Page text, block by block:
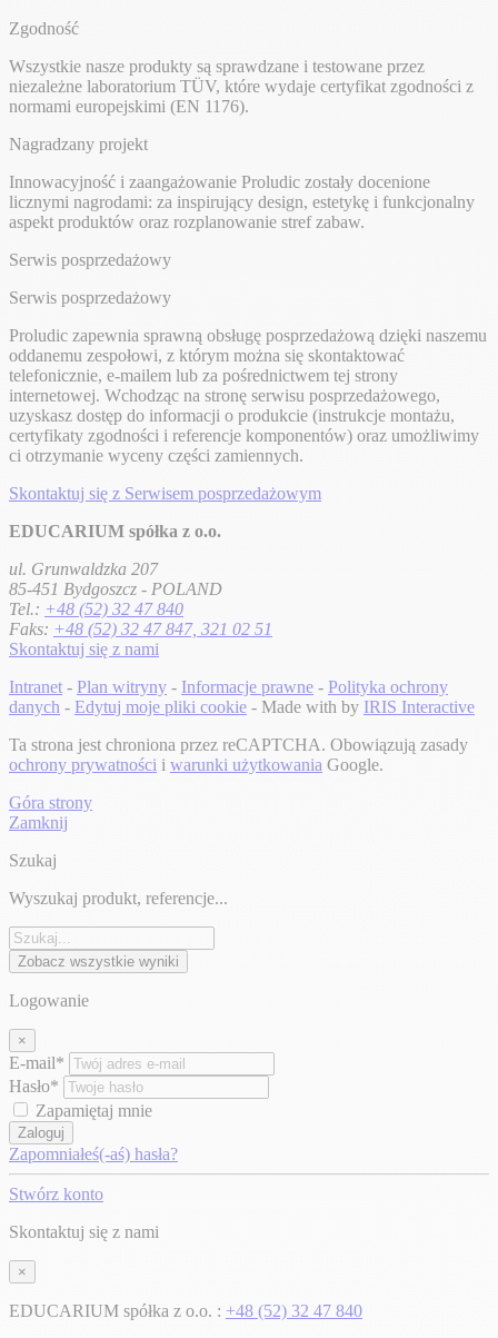
Zgodność
Wszystkie nasze produkty są sprawdzane i testowane przez
niezależne laboratorium TÜV, które wydaje certyfikat zgodności z
normami europejskimi (EN 1176).
Nagradzany projekt
Innowacyjność i zaangażowanie Proludic zostały docenione
licznymi nagrodami: za inspirujący design, estetykę i funkcjonalny
aspekt produktów oraz rozplanowanie stref zabaw.
Serwis posprzedażowy
Serwis posprzedażowy
Proludic zapewnia sprawną obsługę posprzedażową dzięki naszemu
oddanemu zespołowi, z którym można się skontaktować
telefonicznie, e-mailem lub za pośrednictwem tej strony
internetowej. Wchodząc na stronę serwisu posprzedażowego,
uzyskasz dostęp do informacji o produkcie (instrukcje montażu,
certyfikaty zgodności i referencje komponentów) oraz umożliwimy
ci otrzymanie wyceny części zamiennych.
Skontaktuj się z Serwisem posprzedażowym
EDUCARIUM spółka z o.o.
ul. Grunwaldzka 207
85-451 Bydgoszcz - POLAND
Tel.: +48 (52) 32 47 840
Faks: +48 (52) 32 47 847, 321 02 51
Skontaktuj się z nami
Intranet - Plan witryny - Informacje prawne - Polityka ochrony
danych - Edytuj moje pliki cookie - Made with by IRIS Interactive
Ta strona jest chroniona przez reCAPTCHA. Obowiązują zasady
ochrony prywatności i warunki użytkowania Google.
Góra strony
Zamknij
Szukaj
Wyszukaj produkt, referencje...
Zobacz wszystkie wyniki
Logowanie
×
E-mail*
Hasło*
Zapamiętaj mnie
Zaloguj
Zapomniałeś(-aś) hasła?
Stwórz konto
Skontaktuj się z nami
×
EDUCARIUM spółka z o.o. : +48 (52) 32 47 840